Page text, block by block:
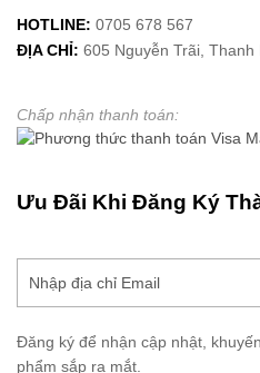
HOTLINE: 0705 678 567
ĐỊA CHỈ: 605 Nguyễn Trãi, Thanh
Chấp nhận thanh toán:
Ưu Đãi Khi Đăng Ký
Đăng ký để nhận cập nhật,
phẩm sắp ra mắt.